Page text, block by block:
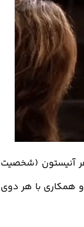
آنیستون (شخصیت
همکاری با هر دوی